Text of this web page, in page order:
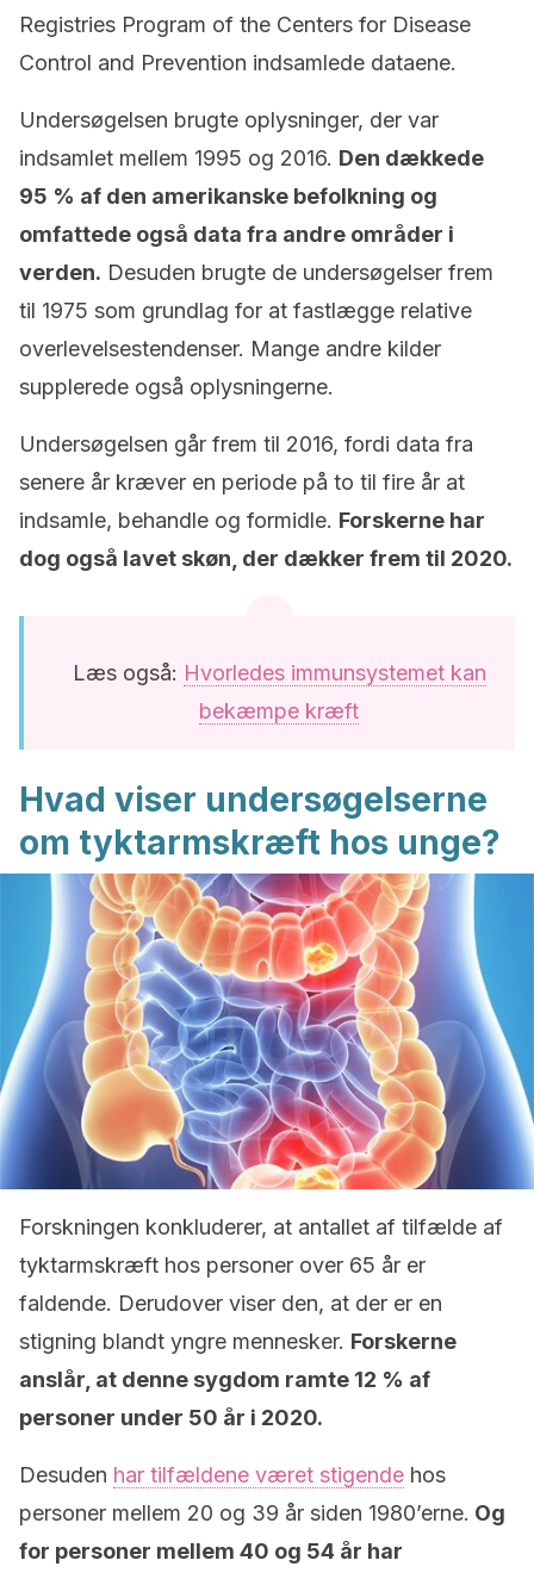
Registries Program of the Centers for Disease
Control and Prevention indsamlede dataene.
Undersøgelsen brugte oplysninger, der var
indsamlet mellem 1995 og 2016. Den dækkede
95 % af den amerikanske befolkning og
omfattede også data fra andre områder i
verden. Desuden brugte de undersøgelser frem
til 1975 som grundlag for at fastlægge relative
overlevelsestendenser. Mange andre kilder
supplerede også oplysningerne.
Undersøgelsen går frem til 2016, fordi data fra
senere år kræver en periode på to til fire år at
indsamle, behandle og formidle. Forskerne har
dog også lavet skøn, der dækker frem til 2020.
Læs også: Hvorledes immunsystemet kan
bekæmpe kræft
Hvad viser undersøgelserne
om tyktarmskræft hos unge?
Forskningen konkluderer, at antallet af tilfælde af
tyktarmskræft hos personer over 65 år er
faldende. Derudover viser den, at der er en
stigning blandt yngre mennesker. Forskerne
anslår, at denne sygdom ramte 12 % af
personer under 50 år i 2020.
Desuden har tilfældene været stigende hos
personer mellem 20 og 39 år siden 1980’erne. Og
for personer mellem 40 og 54 år har